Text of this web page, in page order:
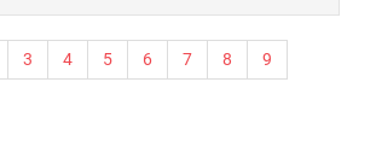
3 4 5 6 7 8 9